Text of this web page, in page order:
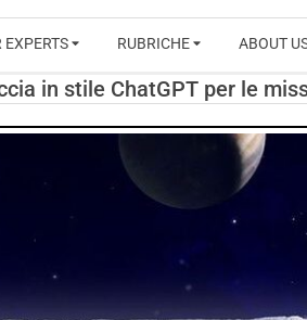
EXPERTS RUBRICHE ABOUT
in stile ChatGPT per le